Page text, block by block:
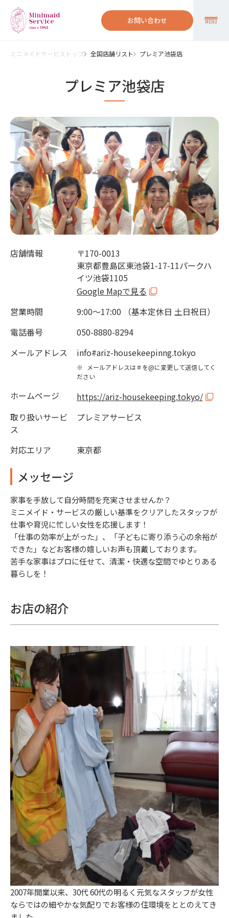
お問い合わせ MENU
ミニメイドサービストップ 全国店舗リスト プレミア池袋店
プレミア池袋店
店舗情報
〒170-0013
東京都豊島区東池袋1-17-11パークハ
イツ池袋1105
Google Mapで見る
営業時間
9:00～17:00 （基本定休日 土日祝日）
電話番号
050-8880-8294
メールアドレス
info#ariz-housekeepinng.tokyo
※
メールアドレスは＃を@に変更して送信してく
ださい
ホームページ
https://ariz-housekeeping.tokyo/
取り扱いサービ
ス
プレミアサービス
対応エリア 東京都
メッセージ
家事を手放して自分時間を充実させませんか？
ミニメイド・サービスの厳しい基準をクリアしたスタッフが
仕事や育児に忙しい女性を応援します！
「仕事の効率が上がった」、「子どもに寄り添う心の余裕が
できた」などお客様の嬉しいお声も頂戴しております。
苦手な家事はプロに任せて、清潔・快適な空間でゆとりある
暮らしを！
お店の紹介
2007年開業以来、30代 60代の明るく元気なスタッフが女性
ならではの細やかな気配りでお客様の住環境をととのえてき